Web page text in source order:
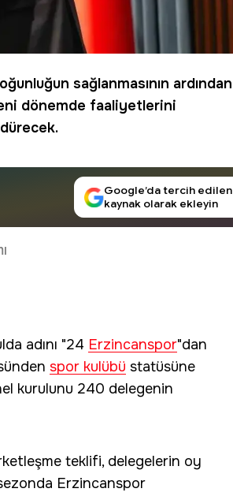
sağlanmasının ardından
dönemde faaliyetlerini
Google’da tercih edilen
kaynak olarak ekleyin
adını "24 Erzincanspor"dan
spor kulübü statüsüne
kurulunu 240 delegenin
teklifi, delegelerin oy
Erzincanspor